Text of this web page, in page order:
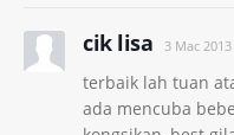
cik lisa 3 Mac
terbaik lah tuan
ada mencuba